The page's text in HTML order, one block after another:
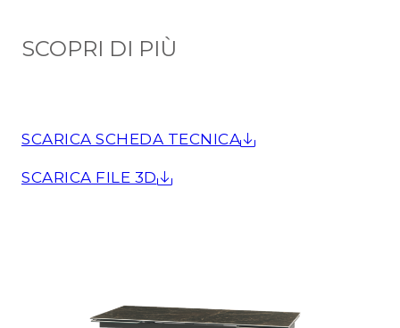
SCOPRI DI PIÙ
SCARICA SCHEDA TECNICA
SCARICA FILE 3D